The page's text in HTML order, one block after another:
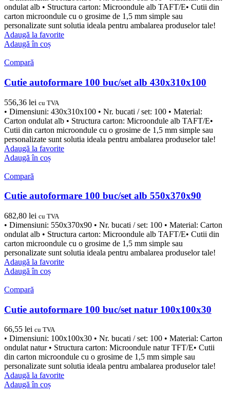
ondulat alb • Structura carton: Microondule alb TAFT/E• Cutii din
carton microondule cu o grosime de 1,5 mm simple sau
personalizate sunt solutia ideala pentru ambalarea produselor tale!
Adaugă la favorite
Adaugă în coș
Compară
Cutie autoformare 100 buc/set alb 430x310x100
556,36 lei cu TVA
• Dimensiuni: 430x310x100 • Nr. bucati / set: 100 • Material:
Carton ondulat alb • Structura carton: Microondule alb TAFT/E•
Cutii din carton microondule cu o grosime de 1,5 mm simple sau
personalizate sunt solutia ideala pentru ambalarea produselor tale!
Adaugă la favorite
Adaugă în coș
Compară
Cutie autoformare 100 buc/set alb 550x370x90
682,80 lei cu TVA
• Dimensiuni: 550x370x90 • Nr. bucati / set: 100 • Material: Carton
ondulat alb • Structura carton: Microondule alb TAFT/E• Cutii din
carton microondule cu o grosime de 1,5 mm simple sau
personalizate sunt solutia ideala pentru ambalarea produselor tale!
Adaugă la favorite
Adaugă în coș
Compară
Cutie autoformare 100 buc/set natur 100x100x30
66,55 lei cu TVA
• Dimensiuni: 100x100x30 • Nr. bucati / set: 100 • Material: Carton
ondulat natur • Structura carton: Microondule natur TFT/E• Cutii
din carton microondule cu o grosime de 1,5 mm simple sau
personalizate sunt solutia ideala pentru ambalarea produselor tale!
Adaugă la favorite
Adaugă în coș